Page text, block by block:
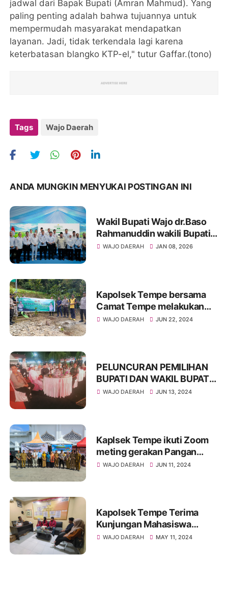
jadwal dari Bapak Bupati (Amran Mahmud). Yang
paling penting adalah bahwa tujuannya untuk
mempermudah masyarakat mendapatkan
layanan. Jadi, tidak terkendala lagi karena
keterbatasan blangko KTP-el," tutur Gaffar.(tono)
Tags Wajo Daerah
ANDA MUNGKIN MENYUKAI POSTINGAN INI
Wakil Bupati Wajo dr.Baso
Rahmanuddin wakili Bupati
terima Penghargan dari
WAJO DAERAH JAN 08, 2026
Kapolsek Tempe bersama
Camat Tempe melakukan
Penanaman Pohon
WAJO DAERAH JUN 22, 2024
PELUNCURAN PEMILIHAN
BUPATI DAN WAKIL BUPATI
KABUPATEN WAJO TAHUN
WAJO DAERAH JUN 13, 2024
Kaplsek Tempe ikuti Zoom
meting gerakan Pangan
Murah
WAJO DAERAH JUN 11, 2024
Kapolsek Tempe Terima
Kunjungan Mahasiswa
Universitas
WAJO DAERAH MAY 11, 2024